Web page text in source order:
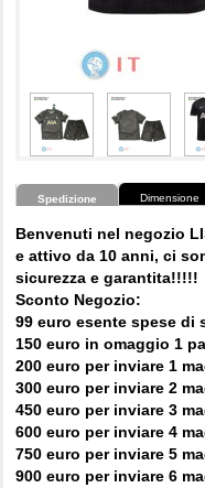
Spedizione Dimensione
Benvenuti nel negozio
e attivo da 10 anni, ci
sicurezza e garantita!!!!!
Sconto Negozio:
99 euro esente spese di
150 euro in omaggio 1
200 euro per inviare 1
300 euro per inviare 2
450 euro per inviare 3
600 euro per inviare 4
750 euro per inviare 5
900 euro per inviare 6